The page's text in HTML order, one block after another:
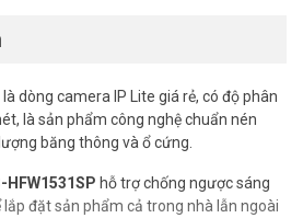
là dòng camera IP Lite giá rẻ, có độ phân
là sản phẩm công nghệ chuẩn nén
băng thông và ổ cứng.
hỗ trợ chống ngược sáng
đặt sản phẩm cả trong nhà lẫn ngoài